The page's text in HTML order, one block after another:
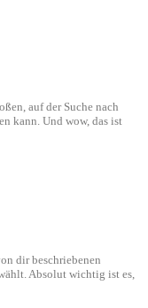
auf der Suche nach
kann. Und wow, das ist
dir beschriebenen
Absolut wichtig ist es,